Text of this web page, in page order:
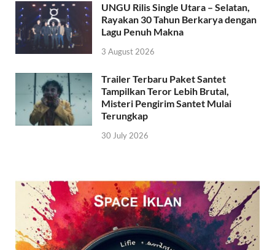
UNGU Rilis Single Utara – Selatan,
Rayakan 30 Tahun Berkarya dengan
Lagu Penuh Makna
3 August 2026
Trailer Terbaru Paket Santet
Tampilkan Teror Lebih Brutal,
Misteri Pengirim Santet Mulai
Terungkap
30 July 2026